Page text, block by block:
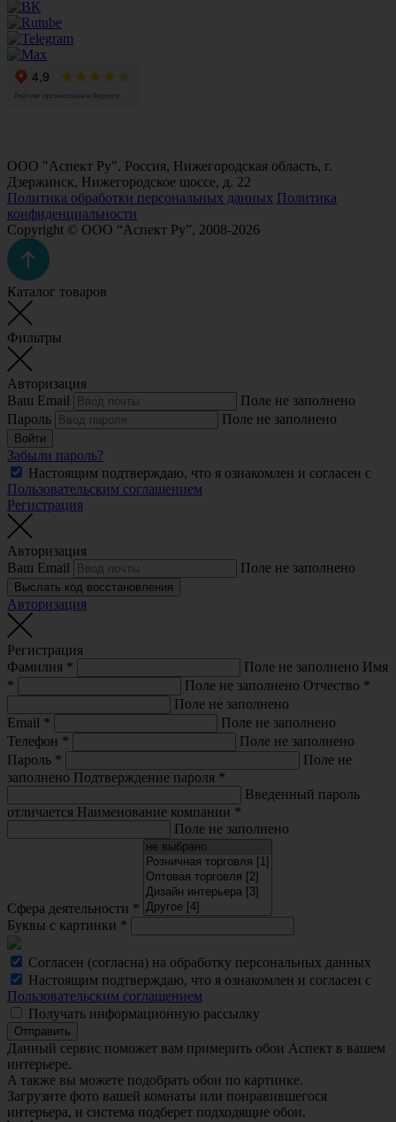
ООО "Аспект Ру". Россия, Нижегородская область, г.
Дзержинск, Нижегородское шоссе, д. 22
Политика обработки персональных данных Политика
конфиденциальности
Copyright © ООО “Аспект Ру”, 2008-2026
Каталог товаров
Фильтры
Авторизация
Ваш Email
Поле не заполнено
Пароль
Поле не заполнено
Войти
Забыли пароль?
Настоящим подтверждаю, что я ознакомлен и согласен с
Пользовательским соглашением
Регистрация
Авторизация
Ваш Email
Поле не заполнено
Выслать код восстановления
Авторизация
Регистрация
Фамилия * Поле не заполнено Имя
*
Поле не заполнено Отчество *
Поле не заполнено
Email *
Поле не заполнено
Телефон *
Поле не заполнено
Пароль *
Поле не
заполнено Подтверждение пароля *
Введенный пароль
отличается Наименование компании *
Поле не заполнено
Сфера деятельности *
Буквы с картинки *
Согласен (согласна) на обработку персональных данных
Настоящим подтверждаю, что я ознакомлен и согласен с
Пользовательским соглашением
Получать информационную рассылку
Отправить
Данный сервис поможет вам примерить обои Аспект в вашем
интерьере.
A также вы можете подобрать обои по картинке.
Загрузите фото вашей комнаты или понравившегося
интерьера, и система подберет подходящие обои.